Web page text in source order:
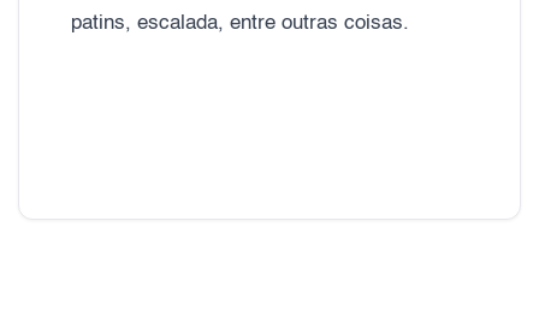
patins, escalada, entre outras coisas.